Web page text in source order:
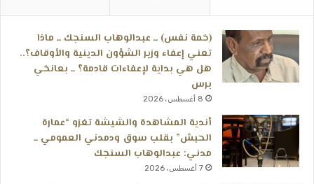
(خمة نفس) ــ عبدالوهاب السنجك ــ ماذا
تعني إعفاء وزير الشؤون الدينية والأوقاف؟..
هل هي بداية لإعفاءات قادمة؟ ــ بعانخي
برس
8 أغسطس، 2026
أندية المشاهدة والشيشة تغزو “عمارة
الحبش” بقلب سوق ودمدني العمومي ــ
مدني: عبدالوهاب السنجك
7 أغسطس، 2026